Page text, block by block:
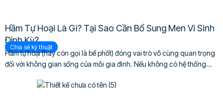
Hầm Tự Hoại Là Gì? Tại Sao Cần Bổ Sung Men Vi Sinh
Định Kỳ?
Chia sẻ kỹ thuật
Hầm tự hoại (hay còn gọi là bể phốt) đóng vai trò vô cùng quan trọng
đối với không gian sống của mỗi gia đình. Nếu không có hệ thống...